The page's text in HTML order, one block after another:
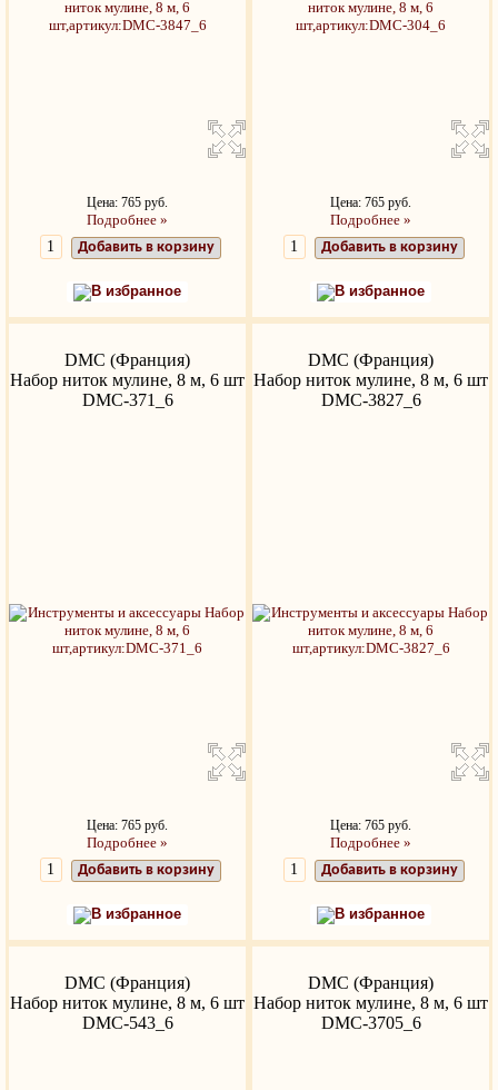
Цена: 765 руб.
Подробнее »
Добавить в корзину
В избранное
Цена: 765 руб.
Подробнее »
Добавить в корзину
В избранное
DMC (Франция)
Набор ниток мулине, 8 м, 6 шт
DMC-371_6
Цена: 765 руб.
Подробнее »
Добавить в корзину
В избранное
DMC (Франция)
Набор ниток мулине, 8 м, 6 шт
DMC-3827_6
Цена: 765 руб.
Подробнее »
Добавить в корзину
В избранное
DMC (Франция)
Набор ниток мулине, 8 м, 6 шт
DMC-543_6
DMC (Франция)
Набор ниток мулине, 8 м, 6 шт
DMC-3705_6